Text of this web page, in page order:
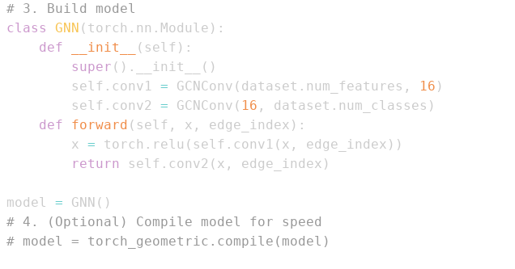
# 3. Build model
class
GNN ( torch . nn . Module ) :
def
__init__ ( self ) :
super ( ) . __init__ ( )
        self
. conv1 = GCNConv ( dataset . num_features , 16 )
        self
. conv2 = GCNConv ( 16 , dataset . num_classes )
def
forward ( self , x , edge_index ) :
        x
= torch . relu ( self . conv1 ( x , edge_index ) )
return
self . conv2 ( x , edge_index )
model = GNN ( )
# 4. (Optional) Compile model for speed
# model = torch_geometric.compile(model)